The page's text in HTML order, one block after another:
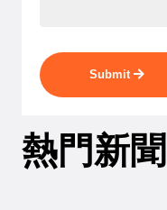
Submit
熱門新聞